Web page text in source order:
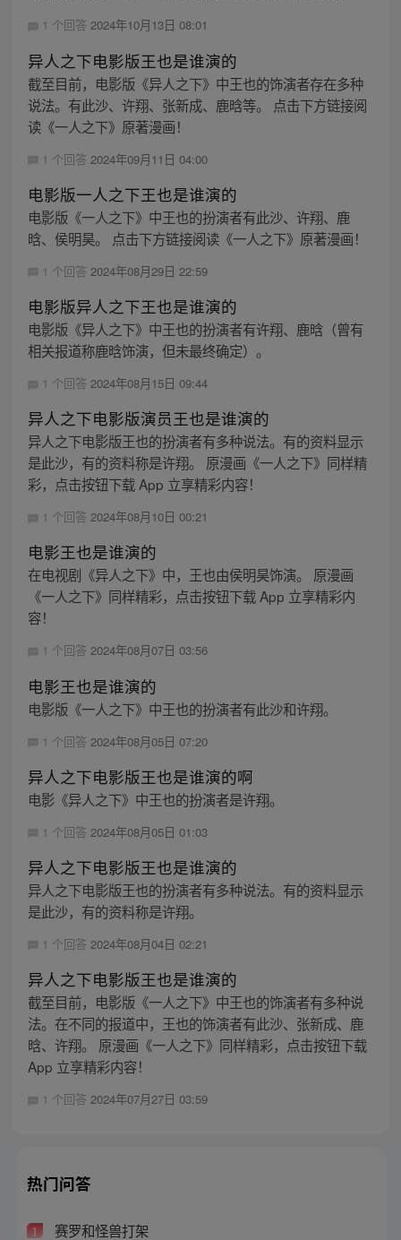
1 个回答 2024年10月13日 08:01
异人之下电影版王也是谁演的
截至目前，电影版《异人之下》中王也的饰演者存在多种
说法。有此沙、许翔、张新成、鹿晗等。 点击下方链接阅
读《一人之下》原著漫画！
1 个回答 2024年09月11日 04:00
电影版一人之下王也是谁演的
电影版《一人之下》中王也的扮演者有此沙、许翔、鹿
晗、侯明昊。 点击下方链接阅读《一人之下》原著漫画！
1 个回答 2024年08月29日 22:59
电影版异人之下王也是谁演的
电影版《异人之下》中王也的扮演者有许翔、鹿晗（曾有
相关报道称鹿晗饰演，但未最终确定）。
1 个回答 2024年08月15日 09:44
异人之下电影版演员王也是谁演的
异人之下电影版王也的扮演者有多种说法。有的资料显示
是此沙，有的资料称是许翔。 原漫画《一人之下》同样精
彩，点击按钮下载 App 立享精彩内容！
1 个回答 2024年08月10日 00:21
电影王也是谁演的
在电视剧《异人之下》中，王也由侯明昊饰演。 原漫画
《一人之下》同样精彩，点击按钮下载 App 立享精彩内
容！
1 个回答 2024年08月07日 03:56
电影王也是谁演的
电影版《一人之下》中王也的扮演者有此沙和许翔。
1 个回答 2024年08月05日 07:20
异人之下电影版王也是谁演的啊
电影《异人之下》中王也的扮演者是许翔。
1 个回答 2024年08月05日 01:03
异人之下电影版王也是谁演的
异人之下电影版王也的扮演者有多种说法。有的资料显示
是此沙，有的资料称是许翔。
1 个回答 2024年08月04日 02:21
异人之下电影版王也是谁演的
截至目前，电影版《一人之下》中王也的饰演者有多种说
法。在不同的报道中，王也的饰演者有此沙、张新成、鹿
晗、许翔。 原漫画《一人之下》同样精彩，点击按钮下载
App 立享精彩内容！
1 个回答 2024年07月27日 03:59
热门问答
1 赛罗和怪兽打架